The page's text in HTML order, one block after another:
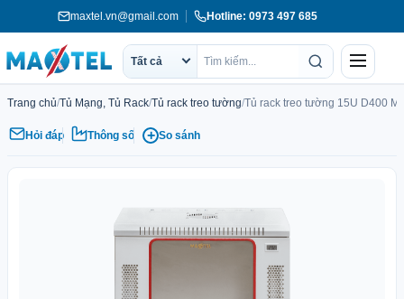
dung
maxtel.vn@gmail.com Hotline: 0973 497 685
Phạm
tìm
kiếm
Tất cả
Tìm
Menu
Trang chủ/Tủ Mạng, Tủ Rack/Tủ rack treo tường/Tủ rack treo tường 15U D400
Hỏi đáp Thông số + So sánh